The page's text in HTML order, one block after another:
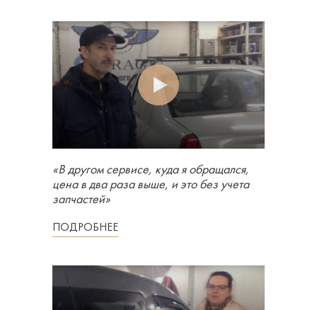
«В другом сервисе, куда я обращался,
цена в два раза выше, и это без учета
запчастей»
ПОДРОБНЕЕ